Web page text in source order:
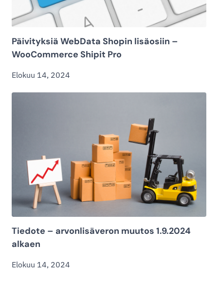
Päivityksiä WebData Shopin lisäosiin –
WooCommerce Shipit Pro
Elokuu 14, 2024
Tiedote – arvonlisäveron muutos 1.9.2024
alkaen
Elokuu 14, 2024